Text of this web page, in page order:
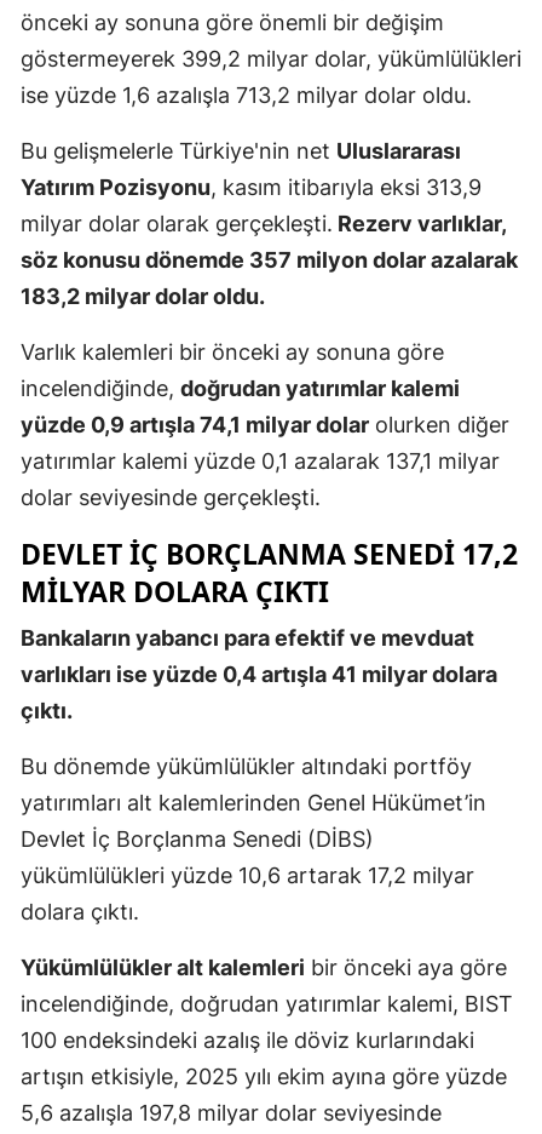
Isparta
Mersin
İstanbul
İzmir
Kars
Kayseri
Kırklareli
Kırşehir
Konya
Mardin
Nevşehir
Niğde
Ordu
önceki ay sonuna göre önemli bir değişim
göstermeyerek 399,2 milyar dolar, yükümlülükleri
ise yüzde 1,6 azalışla 713,2 milyar dolar oldu.
Bu gelişmelerle Türkiye'nin net Uluslararası
Yatırım Pozisyonu, kasım itibarıyla eksi 313,9
milyar dolar olarak gerçekleşti. Rezerv varlıklar,
söz konusu dönemde 357 milyon dolar azalarak
183,2 milyar dolar oldu.
Varlık kalemleri bir önceki ay sonuna göre
incelendiğinde, doğrudan yatırımlar kalemi
yüzde 0,9 artışla 74,1 milyar dolar olurken diğer
yatırımlar kalemi yüzde 0,1 azalarak 137,1 milyar
dolar seviyesinde gerçekleşti.
DEVLET İÇ BORÇLANMA SENEDI 17,2
MILYAR DOLARA ÇIKTI
Bankaların yabancı para efektif ve mevduat
varlıkları ise yüzde 0,4 artışla 41 milyar dolara
çıktı.
Bu dönemde yükümlülükler altındaki portföy
yatırımları alt kalemlerinden Genel Hükümet’in
Devlet İç Borçlanma Senedi (DİBS)
yükümlülükleri yüzde 10,6 artarak 17,2 milyar
dolara çıktı.
Yükümlülükler alt kalemleri bir önceki aya göre
incelendiğinde, doğrudan yatırımlar kalemi, BIST
100 endeksindeki azalış ile döviz kurlarındaki
artışın etkisiyle, 2025 yılı ekim ayına göre yüzde
5,6 azalışla 197,8 milyar dolar seviyesinde